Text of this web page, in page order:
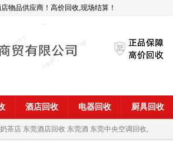
物品供应商！高价回收,现场结算！
酒店回收 电器回收 厨具回收
茶店 东莞酒店回收 东莞酒 东莞中央空调回收,